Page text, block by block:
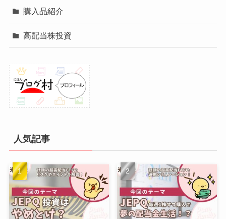
購入品紹介
高配当株投資
人気記事